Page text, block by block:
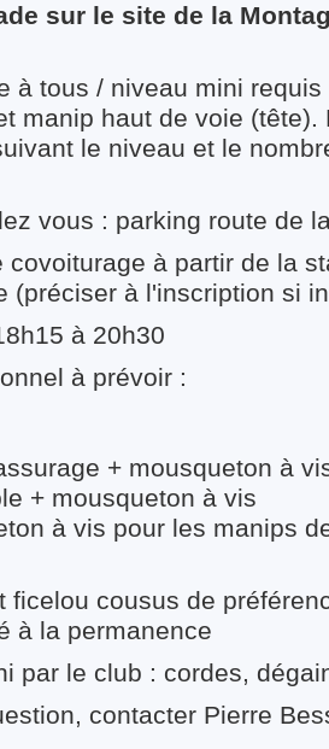
sur le site de la
à tous / niveau mini requis
manip haut de voie (tête).
le niveau et le
vous : parking route de
covoiturage à partir de la
(préciser à l'inscription si
à 20h30
à prévoir :
+ mousqueton à
+ mousqueton à vis
à vis pour les manips
ficelou cousus de
à la permanence
par le club : cordes,
contacter Pierre